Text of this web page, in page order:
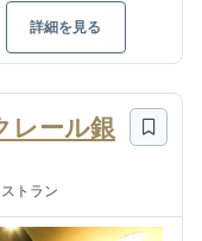
詳細を見る
レール銀
トラン